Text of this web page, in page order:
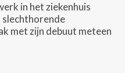
in het ziekenhuis
slechthorende
met zijn debuut meteen